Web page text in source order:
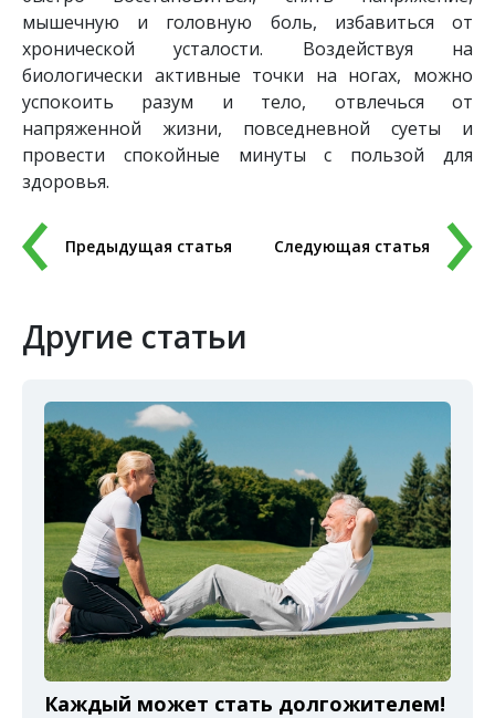
мышечную и головную боль, избавиться от
хронической усталости. Воздействуя на
биологически активные точки на ногах, можно
успокоить разум и тело, отвлечься от
напряженной жизни, повседневной суеты и
провести спокойные минуты с пользой для
здоровья.
Предыдущая статья Следующая статья
Другие статьи
Каждый может стать долгожителем!